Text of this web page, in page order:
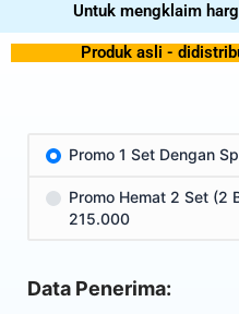
Untuk mengklaim
Produk asli -
Promo 1 Set Dengan
Promo Hemat 2 Set (2
215.000
Data Penerima: